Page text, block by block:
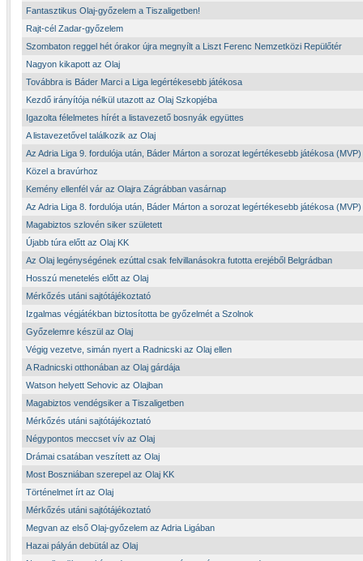
Fantasztikus Olaj-győzelem a Tiszaligetben!
Rajt-cél Zadar-győzelem
Szombaton reggel hét órakor újra megnyílt a Liszt Ferenc Nemzetközi Repülőtér
Nagyon kikapott az Olaj
Továbbra is Báder Marci a Liga legértékesebb játékosa
Kezdő irányítója nélkül utazott az Olaj Szkopjéba
Igazolta félelmetes hírét a listavezető bosnyák együttes
A listavezetővel találkozik az Olaj
Az Adria Liga 9. fordulója után, Báder Márton a sorozat legértékesebb játékosa (MVP)
Közel a bravúrhoz
Kemény ellenfél vár az Olajra Zágrábban vasárnap
Az Adria Liga 8. fordulója után, Báder Márton a sorozat legértékesebb játékosa (MVP)
Magabiztos szlovén siker született
Újabb túra előtt az Olaj KK
Az Olaj legénységének ezúttal csak felvillanásokra futotta erejéből Belgrádban
Hosszú menetelés előtt az Olaj
Mérkőzés utáni sajtótájékoztató
Izgalmas végjátékban biztosította be győzelmét a Szolnok
Győzelemre készül az Olaj
Végig vezetve, simán nyert a Radnicski az Olaj ellen
A Radnicski otthonában az Olaj gárdája
Watson helyett Sehovic az Olajban
Magabiztos vendégsiker a Tiszaligetben
Mérkőzés utáni sajtótájékoztató
Négypontos meccset vív az Olaj
Drámai csatában veszített az Olaj
Most Boszniában szerepel az Olaj KK
Történelmet írt az Olaj
Mérkőzés utáni sajtótájékoztató
Megvan az első Olaj-győzelem az Adria Ligában
Hazai pályán debütál az Olaj